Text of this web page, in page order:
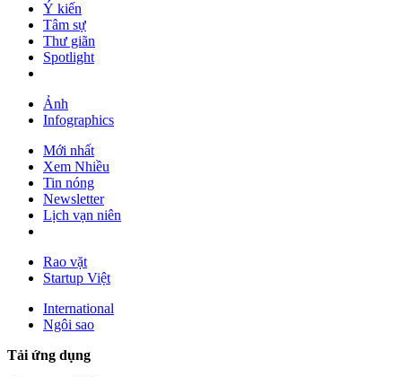
Ý kiến
Tâm sự
Thư giãn
Spotlight
Ảnh
Infographics
Mới nhất
Xem Nhiều
Tin nóng
Newsletter
Lịch vạn niên
Rao vặt
Startup Việt
International
Ngôi sao
Tải ứng dụng